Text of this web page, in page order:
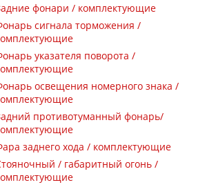
фонари / комплектующие
сигнала торможения /
указателя поворота /
освещения номерного знака /
противотуманный фонарь/
заднего хода / комплектующие
/ габаритный огонь /